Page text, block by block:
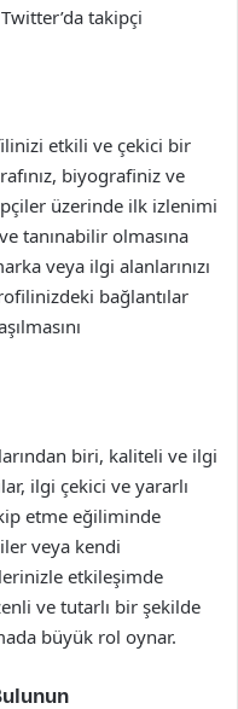
takipçi
etkili ve çekici bir
biyografiniz ve
üzerinde ilk izlenimi
tanınabilir olmasına
veya ilgi alanlarınızı
bağlantılar
biri, kaliteli ve ilgi
ilgi çekici ve yararlı
etme eğiliminde
veya kendi
etkileşimde
ve tutarlı bir şekilde
büyük rol oynar.